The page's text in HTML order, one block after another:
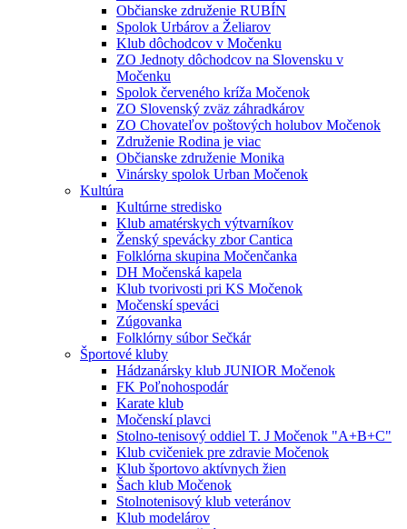
Občianske združenie RUBÍN
Spolok Urbárov a Želiarov
Klub dôchodcov v Močenku
ZO Jednoty dôchodcov na Slovensku v
Močenku
Spolok červeného kríža Močenok
ZO Slovenský zväz záhradkárov
ZO Chovateľov poštových holubov Močenok
Združenie Rodina je viac
Občianske združenie Monika
Vinársky spolok Urban Močenok
Kultúra
Kultúrne stredisko
Klub amatérskych výtvarníkov
Ženský spevácky zbor Cantica
Folklórna skupina Močenčanka
DH Močenská kapela
Klub tvorivosti pri KS Močenok
Močenskí speváci
Zúgovanka
Folklórny súbor Sečkár
Športové kluby
Hádzanársky klub JUNIOR Močenok
FK Poľnohospodár
Karate klub
Močenskí plavci
Stolno-tenisový oddiel T. J Močenok "A+B+C"
Klub cvičeniek pre zdravie Močenok
Klub športovo aktívnych žien
Šach klub Močenok
Stolnotenisový klub veteránov
Klub modelárov